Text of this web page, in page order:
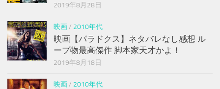
2019年8月28日
映画/ 2010年代
映画【パラドクス】ネタバレなし感想 ル
ープ物最高傑作 脚本家天才かよ！
2019年8月18日
映画/ 2010年代